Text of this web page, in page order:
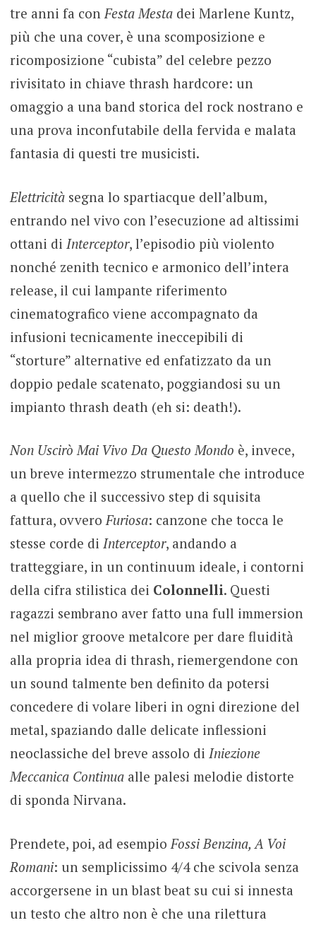
tre anni fa conFesta Mesta dei Marlene Kuntz,
più che una cover, è una scomposizione e
ricomposizione “cubista” del celebre pezzo
rivisitato in chiave thrash hardcore: un
omaggio a una band storica del rock nostrano e
una prova inconfutabile della fervida e malata
fantasia di questi tre musicisti.
Elettricitàsegna lo spartiacque dell’album,
entrando nel vivo con l’esecuzione ad altissimi
ottani di Interceptor, l’episodio più violento
nonché zenith tecnico e armonico dell’intera
release, il cui lampante riferimento
cinematografico viene accompagnato da
infusioni tecnicamente ineccepibili di
“storture” alternative ed enfatizzato da un
doppio pedale scatenato, poggiandosi su un
impianto thrash death (eh si: death!).
Non Uscirò Mai Vivo Da Questo Mondo è, invece,
un breve intermezzo strumentale che introduce
a quello che il successivo step di squisita
fattura, ovveroFuriosa: canzone che tocca le
stesse corde di Interceptor, andando a
tratteggiare, in un continuum ideale, i contorni
della cifra stilistica dei Colonnelli. Questi
ragazzi sembrano aver fatto una full immersion
nel miglior groove metalcore per dare fluidità
alla propria idea di thrash, riemergendone con
un sound talmente ben definito da potersi
concedere di volare liberi in ogni direzione del
metal, spaziando dalle delicate inflessioni
neoclassiche del breve assolo di Iniezione
Meccanica Continuaalle palesi melodie distorte
di sponda Nirvana.
Prendete, poi, ad esempio Fossi Benzina, A Voi
Romani: un semplicissimo 4/4 che scivola senza
accorgersene in un blast beat su cui si innesta
un testo che altro non è che una rilettura